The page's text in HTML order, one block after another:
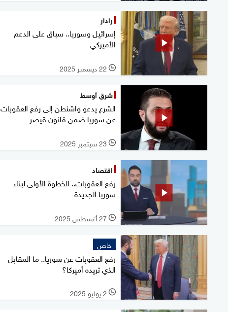
رادار
إسرائيل وسوريا.. سباق على الدعم
الأميركي
l 22 ديسمبر 2025
شرق أوسط
الشرع يدعو واشنطن إلى رفع العقوبات
عن سوريا ضمن قانون قيصر
l 23 سبتمبر 2025
اقتصاد
رفع العقوبات.. الخطوة الأولى لبناء
سوريا الجديدة
l 27 أغسطس 2025
خاص
رفع العقوبات عن سوريا.. ما المقابل
الذي تريده أميركا؟
l 2 يوليو 2025